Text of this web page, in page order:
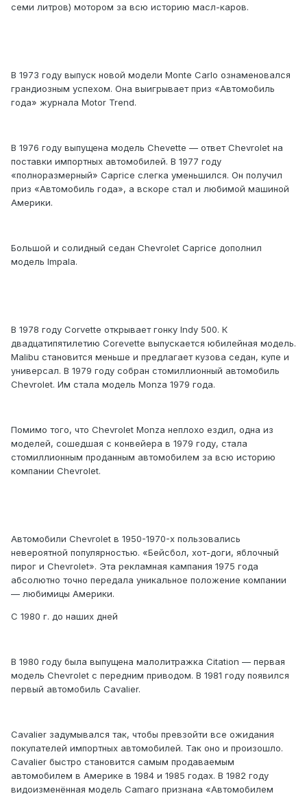
семи литров) мотором за всю историю масл-каров.
В 1973 году выпуск новой модели Monte Carlo ознаменовался
грандиозным успехом. Она выигрывает приз «Автомобиль
года» журнала Motor Trend.
В 1976 году выпущена модель Chevette — ответ Chevrolet на
поставки импортных автомобилей. В 1977 году
«полноразмерный» Caprice слегка уменьшился. Он получил
приз «Автомобиль года», а вскоре стал и любимой машиной
Америки.
Большой и солидный седан Chevrolet Caprice дополнил
модель Impala.
В 1978 году Corvette открывает гонку Indy 500. К
двадцатипятилетию Corevette выпускается юбилейная модель.
Malibu становится меньше и предлагает кузова седан, купе и
универсал. В 1979 году собран стомиллионный автомобиль
Chevrolet. Им стала модель Monza 1979 года.
Помимо того, что Chevrolet Monza неплохо ездил, одна из
моделей, сошедшая с конвейера в 1979 году, стала
стомиллионным проданным автомобилем за всю историю
компании Chevrolet.
Автомобили Chevrolet в 1950-1970-х пользовались
невероятной популярностью. «Бейсбол, хот-доги, яблочный
пирог и Chevrolet». Эта рекламная кампания 1975 года
абсолютно точно передала уникальное положение компании
— любимицы Америки.
C 1980 г. до наших дней
В 1980 году была выпущена малолитражка Citation — первая
модель Chevrolet с передним приводом. В 1981 году появился
первый автомобиль Cavalier.
Cavalier задумывался так, чтобы превзойти все ожидания
покупателей импортных автомобилей. Так оно и произошло.
Cavalier быстро становится самым продаваемым
автомобилем в Америке в 1984 и 1985 годах. В 1982 году
видоизменённая модель Camaro признана «Автомобилем